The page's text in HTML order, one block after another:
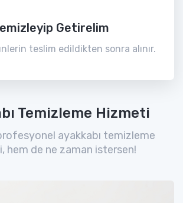
Getirelim
teslim edildikten sonra alınır.
Temizleme Hizmeti
ayakkabı temizleme
hem de ne zaman istersen!